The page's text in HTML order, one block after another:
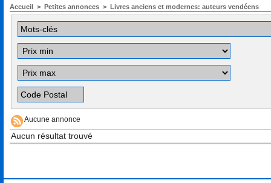
Accueil > Petites annonces > Livres anciens et modernes: auteurs vendéens
Aucune annonce
Aucun résultat trouvé